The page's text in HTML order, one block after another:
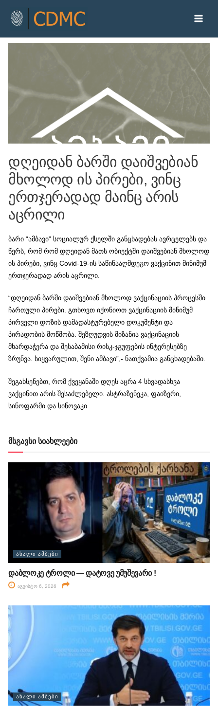
დღეიდან ბარში დაიშვებიან
მხოლოდ ის პირები, ვინც
ერთჯერადად მაინც არის
აცრილი
ბარი “ამბავი” სოციალურ ქსელში განცხადებას ავრცელებს და
წერს, რომ რომ დღეიდან მათს ობიექტში დაიშვებიან მხოლოდ
ის პირები, ვინც Covid-19-ის საწინააღმდეგო ვაქცინით მინიმუმ
ერთჯერადად არის აცრილი.
“დღეიდან ბარში დაიშვებიან მხოლოდ ვაქცინაციის პროცესში
ჩართული პირები. გთხოვთ იქონიოთ ვაქცინაციის მინიმუმ
პირველი დოზის დამადასტურებელი დოკუმენტი და
პირადობის მოწმობა. შეზღუდვის მიზანია ვაქცინაციის
მხარდაჭერა და შესაბამისი რისკ-ჯგუფების ინტერესებზე
ზრუნვა. სიყვარულით, შენი ამბავი”,- ნათქვამია განცხადებაში.
შეგახსენებთ, რომ ქვეყანაში დღეს აცრა 4 სხვადასხვა
ვაქცინით არის შესაძლებელი: ასტრაზენეკა, ფაიზერი,
სინოფარმი და სინოვაკი
მსგავსი სიახლეები
ᲐᲮᲐᲚᲘ ᲐᲛᲑᲔᲑᲘ
დაბლოკე ტროლი — დატოვე უმუშევარი !
აგვისტო 6, 2026
ᲐᲮᲐᲚᲘ ᲐᲛᲑᲔᲑᲘ